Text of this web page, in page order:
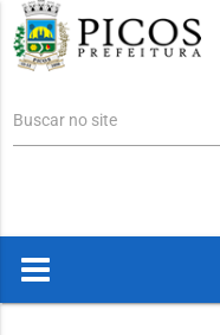
Buscar no site